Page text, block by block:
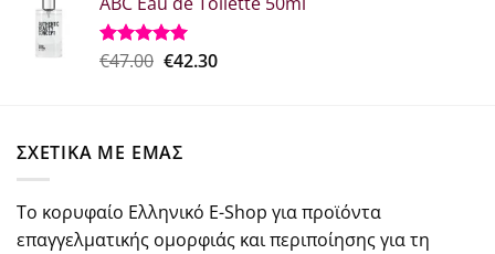
was:
€37.30.
τιμή
€29.84.
Βαθμολογήθηκε
€47.00 Original
€42.30Η
ΣΧΕΤΙΚΑ ΜΕ ΕΜΑΣ
Το κορυφαίο Ελληνικό E-Shop για προϊόντα
επαγγελματικής ομορφιάς και περιποίησης για τη